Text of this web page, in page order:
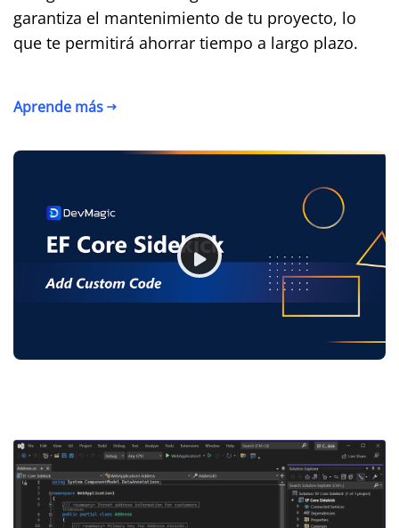
garantiza el mantenimiento de tu proyecto, lo
que te permitirá ahorrar tiempo a largo plazo.
Aprende más